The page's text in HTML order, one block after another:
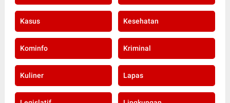
Kasus Kesehatan
Kominfo Kriminal
Kuliner Lapas